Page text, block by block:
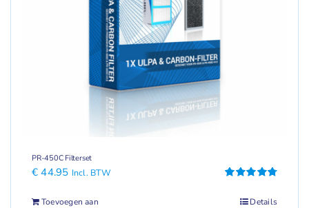
PR-450C Filterset
4.78uit 5
€ 44.95 Incl. BTW
Toevoegen aan Details